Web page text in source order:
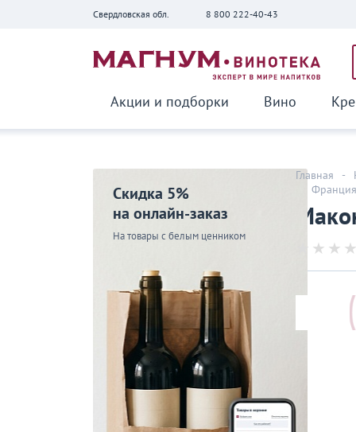
Свердловская обл. 8 800 222-40-43
Акции и подборки Вино
Скидка 5%
на онлайн-заказ
На товары с белым ценником
Главная -
Франция